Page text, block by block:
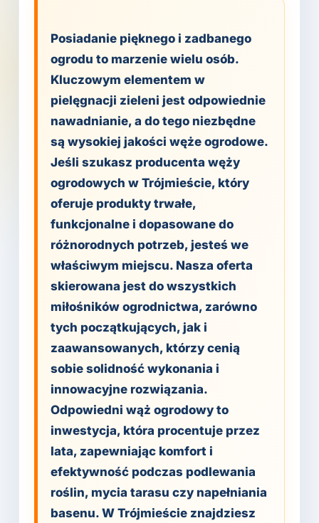
Posiadanie pięknego i zadbanego
ogrodu to marzenie wielu osób.
Kluczowym elementem w
pielęgnacji zieleni jest odpowiednie
nawadnianie, a do tego niezbędne
są wysokiej jakości węże ogrodowe.
Jeśli szukasz producenta węży
ogrodowych w Trójmieście, który
oferuje produkty trwałe,
funkcjonalne i dopasowane do
różnorodnych potrzeb, jesteś we
właściwym miejscu. Nasza oferta
skierowana jest do wszystkich
miłośników ogrodnictwa, zarówno
tych początkujących, jak i
zaawansowanych, którzy cenią
sobie solidność wykonania i
innowacyjne rozwiązania.
Odpowiedni wąż ogrodowy to
inwestycja, która procentuje przez
lata, zapewniając komfort i
efektywność podczas podlewania
roślin, mycia tarasu czy napełniania
basenu. W Trójmieście znajdziesz